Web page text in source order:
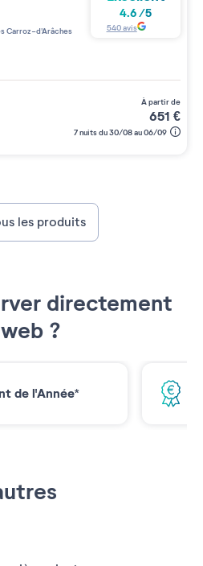
Carroz-d'Arâches
4.6/5
540avis
à partir de
651 €
7 nuits du 30/08 au 06/09
les produits
directement
?
de l'Année*